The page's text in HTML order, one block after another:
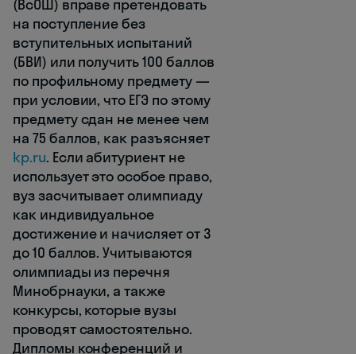
(ВсОШ) вправе претендовать
на поступление без
вступительных испытаний
(БВИ) или получить 100 баллов
по профильному предмету —
при условии, что ЕГЭ по этому
предмету сдан не менее чем
на 75 баллов, как разъясняет
kp.ru. Если абитуриент не
использует это особое право,
вуз засчитывает олимпиаду
как индивидуальное
достижение и начисляет от 3
до 10 баллов. Учитываются
олимпиады из перечня
Минобрнауки, а также
конкурсы, которые вузы
проводят самостоятельно.
Дипломы конференций и